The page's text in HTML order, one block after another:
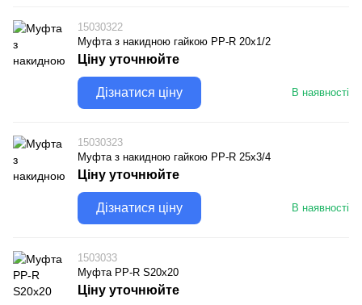
15030322
Муфта з накидною гайкою PP-R 20х1/2
В наявності
Ціну уточнюйте
Дізнатися ціну
15030323
Муфта з накидною гайкою PP-R 25х3/4
В наявності
Ціну уточнюйте
Дізнатися ціну
1503033
Муфта PP-R S20х20
Ціну уточнюйте